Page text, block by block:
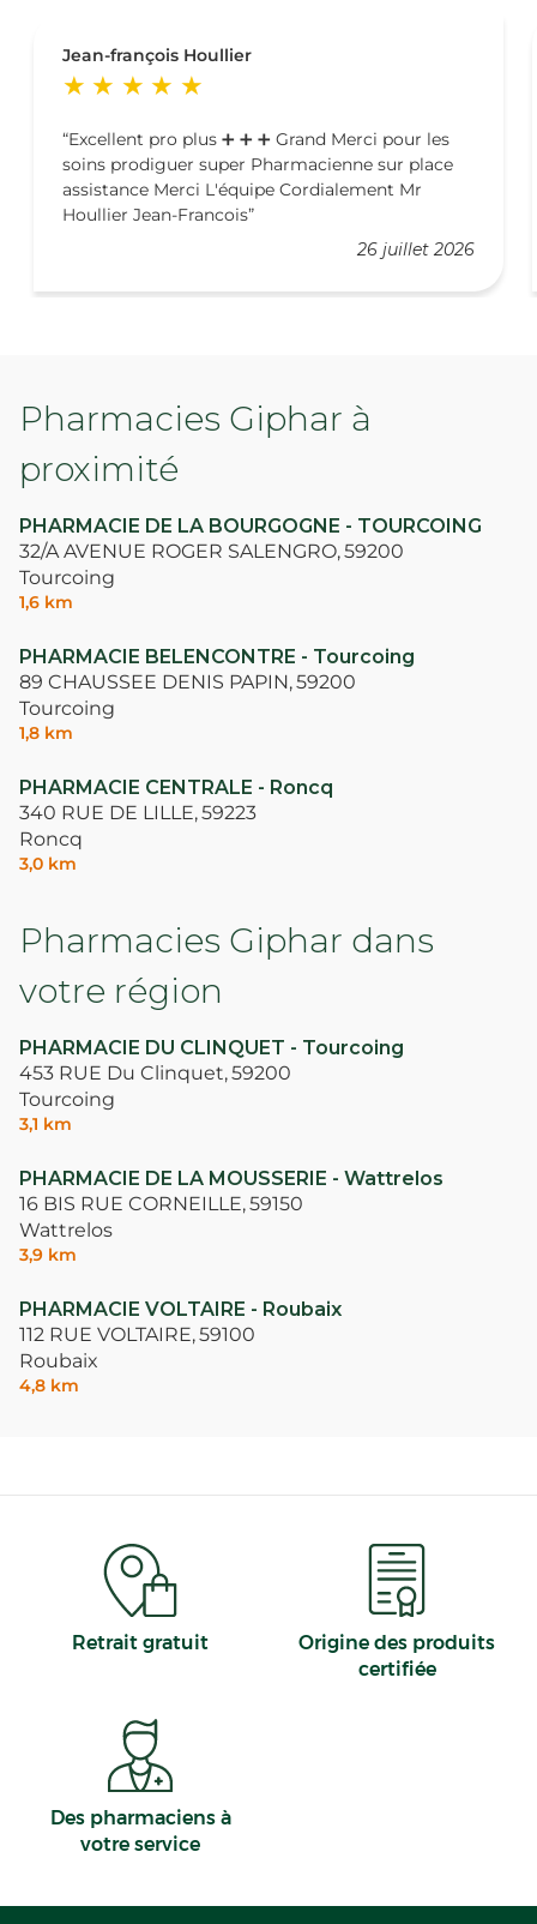
Jean-françois Houllier
26 juillet 2026
Excellent pro plus ➕️ ➕️ ➕️ Grand Merci pour les
soins prodiguer super Pharmacienne sur place
assistance Merci L'équipe Cordialement Mr
Houllier Jean-Francois
Pharmacies Giphar à
proximité
PHARMACIE DE LA BOURGOGNE - TOURCOING
32/A AVENUE ROGER SALENGRO,59200
Tourcoing
1,6 km
PHARMACIE BELENCONTRE - Tourcoing
89 CHAUSSEE DENIS PAPIN,59200
Tourcoing
1,8 km
PHARMACIE CENTRALE - Roncq
340 RUE DE LILLE,59223
Roncq
3,0 km
Pharmacies Giphar dans
votre région
PHARMACIE DU CLINQUET - Tourcoing
453 RUE Du Clinquet,59200
Tourcoing
3,1 km
PHARMACIE DE LA MOUSSERIE - Wattrelos
16 BIS RUE CORNEILLE,59150
Wattrelos
3,9 km
PHARMACIE VOLTAIRE - Roubaix
112 RUE VOLTAIRE,59100
Roubaix
4,8 km
Retrait gratuit
Origine des produits
certifiée
Des pharmaciens à
votre service